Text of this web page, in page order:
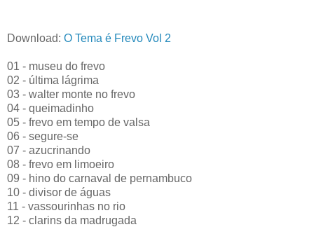
Download: O Tema é Frevo Vol 2
01 - museu do frevo
02 - última lágrima
03 - walter monte no frevo
04 - queimadinho
05 - frevo em tempo de valsa
06 - segure-se
07 - azucrinando
08 - frevo em limoeiro
09 - hino do carnaval de pernambuco
10 - divisor de águas
11 - vassourinhas no rio
12 - clarins da madrugada